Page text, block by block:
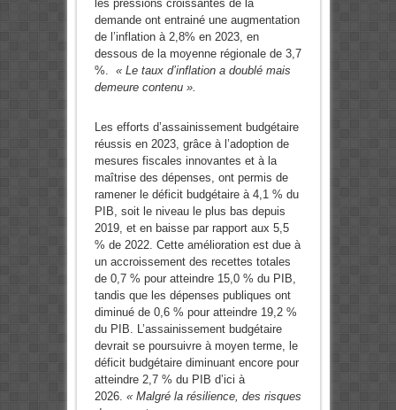
les pressions croissantes de la
demande ont entrainé une augmentation
de l’inflation à 2,8% en 2023, en
dessous de la moyenne régionale de 3,7
%. « Le taux d’inflation a doublé mais
demeure contenu ».
Les efforts d’assainissement budgétaire
réussis en 2023, grâce à l’adoption de
mesures fiscales innovantes et à la
maîtrise des dépenses, ont permis de
ramener le déficit budgétaire à 4,1 % du
PIB, soit le niveau le plus bas depuis
2019, et en baisse par rapport aux 5,5
% de 2022. Cette amélioration est due à
un accroissement des recettes totales
de 0,7 % pour atteindre 15,0 % du PIB,
tandis que les dépenses publiques ont
diminué de 0,6 % pour atteindre 19,2 %
du PIB. L’assainissement budgétaire
devrait se poursuivre à moyen terme, le
déficit budgétaire diminuant encore pour
atteindre 2,7 % du PIB d’ici à
2026. « Malgré la résilience, des risques